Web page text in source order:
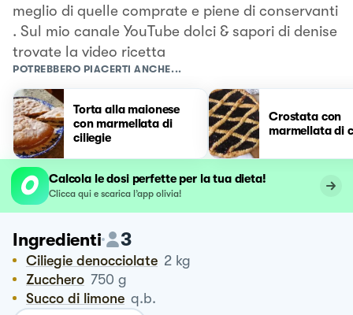
meglio di quelle comprate e piene di conservanti
. Sul mio canale YouTube dolci & sapori di denise
trovate la video ricetta
POTREBBERO PIACERTI ANCHE...
Torta alla maionese
con marmellata di
ciliegie
Crostata con
marmellata di
Calcola le dosi perfette per la tua dieta!
Clicca qui e scarica l’app olivia!
Ingredienti 3
Ciliegie denocciolate 2 kg
Zucchero 750 g
Succo di limone q.b.